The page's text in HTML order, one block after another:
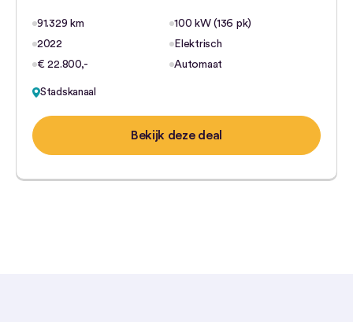
91.329 km
100 kW (136 pk)
2022
Elektrisch
€ 22.800,-
Automaat
Stadskanaal
Bekijk deze deal